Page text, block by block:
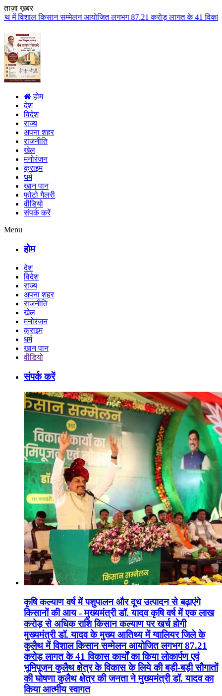
ताज़ा ख़बर
लगभग 87.21 करोड़ लागत के 41 विकास कार्यों का किया
होम
देश
विदेश
राज्य
अपना शहर
राजनीति
खेल
मनोरंजन
क्राइम
धर्म
खान पान
फोटो गैलरी
वीडियो
संपर्क करें
Menu
होम
देश
विदेश
राज्य
अपना शहर
राजनीति
खेल
मनोरंजन
क्राइम
धर्म
खान पान
वीडियो
संपर्क करें
कृषि कल्याण वर्ष में पशुपालन और दूध उत्पादन से बढ़ाएंगे
किसानों की आय - मुख्यमंत्री डॉ. यादव कृषि वर्ष में एक लाख
करोड़ से अधिक राशि किसान कल्याण पर खर्च होगी
मुख्यमंत्री डॉ. यादव के मुख्य आतिथ्य में ग्वालियर जिले के
कुलैथ में विशाल किसान सम्मेलन आयोजित लगभग 87.21
करोड़ लागत के 41 विकास कार्यों का किया लोकार्पण एवं
भूमिपूजन कुलैथ क्षेत्र के विकास के लिये की बड़ी-बड़ी सौगातों
की घोषणा कुलैथ क्षेत्र की जनता ने मुख्यमंत्री डॉ. यादव का
किया आत्मीय स्वागत